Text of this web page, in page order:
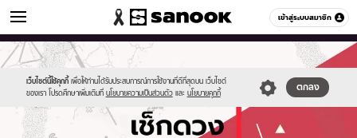
เข้าสู่ระบบสมาชิก
ดูดวง หมวดอื่นๆ
เว็บไซต์นี้ใช้คุกกี้ เพื่อให้ท่านได้รับประสบการณ์การใช้งานที่ดีที่สุดบน เว็บไซต์
ของเรา โปรดศึกษาเพิ่มเติมที่ นโยบายความเป็นส่วนตัว และ นโยบายคุกกี้
ตกลง
Sanook
//s.isanook.com/sr/0/images/logo-
new-
sanook.png
600
60
//s.isanook.com/ho/0/ud/fxd/day/daily-
horoscope-
sunday.jpg